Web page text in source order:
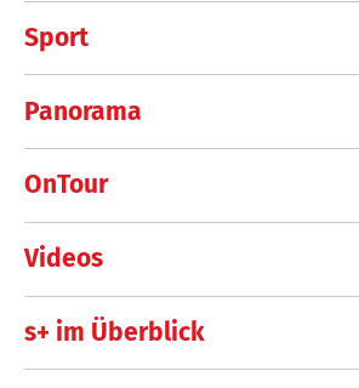
Sport
Panorama
OnTour
Videos
s+ im Überblick